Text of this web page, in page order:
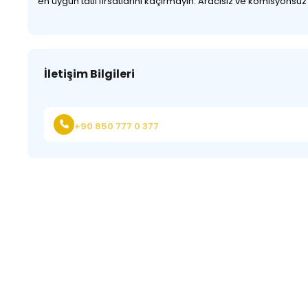
İletişim Bilgileri
+90 850 777 0 377